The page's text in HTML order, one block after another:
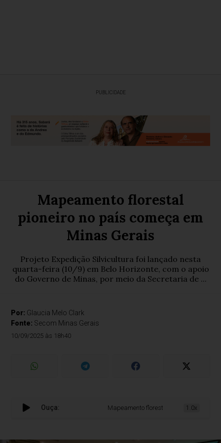
PUBLICIDADE
Mapeamento florestal
pioneiro no país começa em
Minas Gerais
Projeto Expedição Silvicultura foi lançado nesta
quarta-feira (10/9) em Belo Horizonte, com o apoio
do Governo de Minas, por meio da Secretaria de ...
Por: Glaucia Melo Clark
Fonte: Secom Minas Gerais
10/09/2025 às 18h40
Ouça: Mapeamento florestal pioneiro no país
1.0x